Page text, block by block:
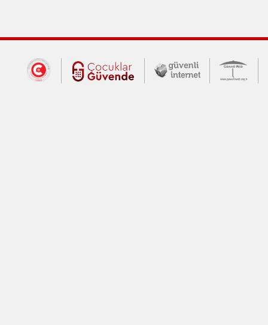
Dış Bağlantılar
Cumhurbaşkanlığı İletişim Merkezi
Çocuklar Güvende (yeni
Güvenli